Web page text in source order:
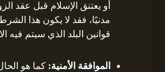
أو يعتنق الإسلام قبل عقد
مدنيًا، فقد لا يكون هذا
قوانين البلد الذي سيتم فيه
الموافقة الأمنية: كما هو